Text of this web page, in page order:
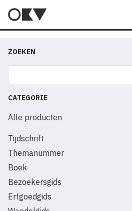
ZOEKEN
CATEGORIE
Alle producten
Tijdschrift
Themanummer
Boek
Bezoekersgids
Erfgoedgids